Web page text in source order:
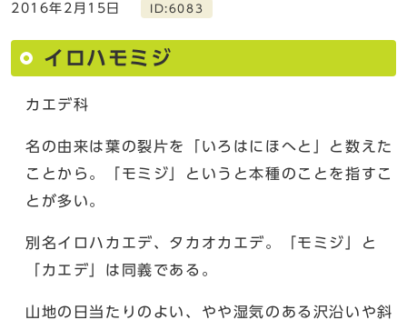
2016年2月15日 ID:6083
イロハモミジ
カエデ科
名の由来は葉の裂片を「いろはにほへと」と数えた
ことから。「モミジ」というと本種のことを指すこ
とが多い。
別名イロハカエデ、タカオカエデ。「モミジ」と
「カエデ」は同義である。
山地の日当たりのよい、やや湿気のある沢沿いや斜